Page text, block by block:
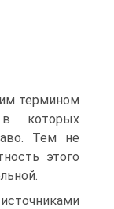
термином
которых
Тем не
этого